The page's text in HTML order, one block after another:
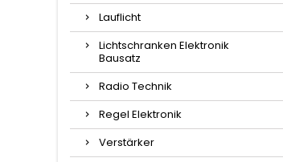
Lauflicht
Lichtschranken Elektronik
Bausatz
Radio Technik
Regel Elektronik
Verstärker